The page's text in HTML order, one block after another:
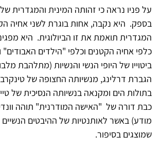
על פניו נראה כי זהותה המינית והמגדרית
בספק. היא נקבה, אחות בוגרת לשני אחיה
המגדרית תואמת את זו הביולוגית. היא
כלפי אחיה הקטנים וכלפי "הילדים
ביטוייו של היופי הנשי והנשיות (מתלהבת
הגברת דרלינג, מנשיותה החצופה של
בתולות הים ומקנאה בנשיותה הנסיכית של
כבת דורה של "האישה המודרנית" תוהה
מודע) באשר לאותנטיות של ההיבטים הנשיים
שמוצגים בסיפור.